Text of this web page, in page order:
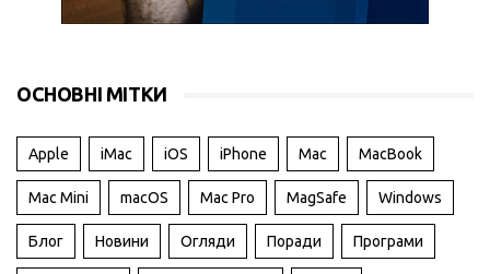
ОСНОВНІ МІТКИ
Apple iMac iOS iPhone Mac MacBook
Mac Mini macOS Mac Pro MagSafe Windows
Блог Новини Огляди Поради Програми